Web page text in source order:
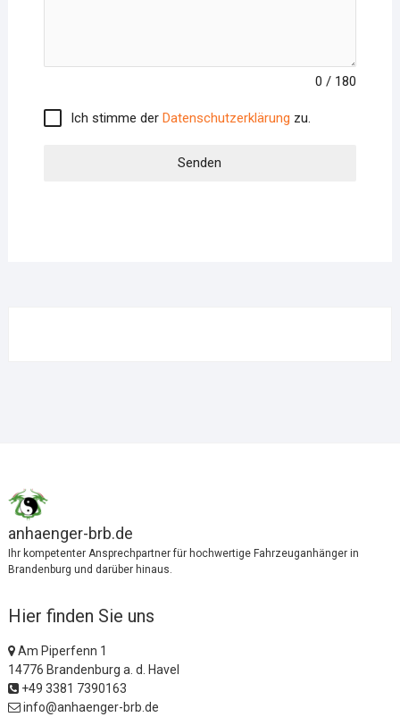
0 / 180
Ich stimme der Datenschutzerklärung zu.
Senden
anhaenger-brb.de
Ihr kompetenter Ansprechpartner für hochwertige Fahrzeuganhänger in
Brandenburg und darüber hinaus.
Hier finden Sie uns
Am Piperfenn 1
14776 Brandenburg a. d. Havel
+49 3381 7390163
info@anhaenger-brb.de